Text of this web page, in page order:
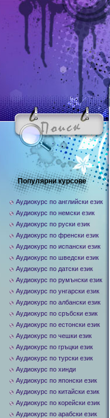
Популярни курсове
Аудиокурс по английски език
Аудиокурс по немски език
Аудиокурс по руски език
Аудиокурс по френски език
Аудиокурс по испански език
Аудиокурс по шведски език
Аудиокурс по датски език
Аудиокурс по румънски език
Аудиокурс по унгарски език
Аудиокурс по албански език
Аудиокурс по сръбски език
Аудиокурс по естонски език
Аудиокурс по чешки език
Аудиокурс по гръцки език
Аудиокурс по турски език
Аудиокурс по хинди
Аудиокурс по японски език
Аудиокурс по китайски език
Аудиокурс по корейски език
Аудиокурс по арабски език